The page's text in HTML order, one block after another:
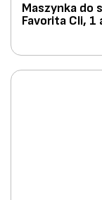
Maszynka do
Favorita Cli, 1